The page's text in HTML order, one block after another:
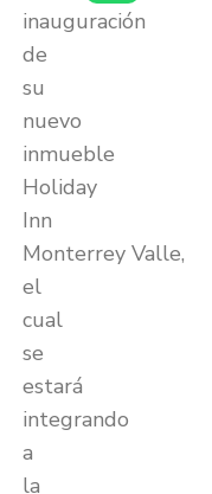
inauguración
de
su
nuevo
inmueble
Holiday
Inn
Monterrey Valle,
el
cual
se
estará
integrando
a
la